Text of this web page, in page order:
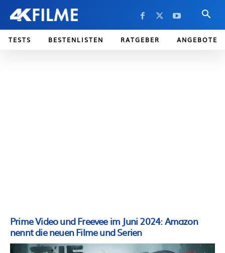
TESTS BESTENLISTEN RATGEBER ANGEBOTE
Prime Video und Freevee im Juni 2024: Amazon
nennt die neuen Filme und Serien